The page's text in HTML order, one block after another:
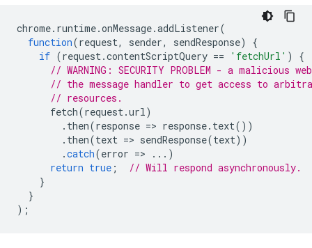
chrome. runtime.onMessage.addListener(
function(request, sender, sendResponse)
{
if (request.contentScriptQuery == 'fetchUrl' )
{
// WARNING: SECURITY PROBLEM - a malicious
// the message handler to get access to
// resources.
fetch(request.url)
. then(response => response. text())
. then(text => sendResponse(text))
.catch(error =>
...)
return true ;
// Will respond asynchronously.
}
}
);